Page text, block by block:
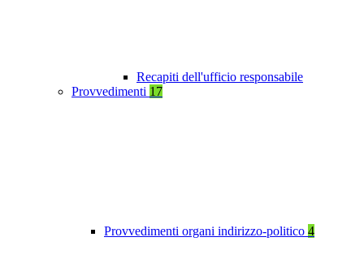
Recapiti dell'ufficio responsabile
Provvedimenti 17
Provvedimenti organi indirizzo-politico 4